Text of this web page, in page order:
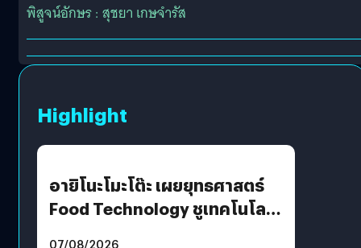
พิสูจน์อักษร : สุชยา เกษจำรัส
Highlight
อายิโนะโมะโต๊ะ เผยยุทธศาสตร์
Food Technology ชูเทคโนโลยี
07/08/2026